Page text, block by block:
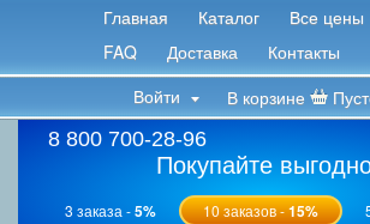
Главная Каталог
Все цены
FAQ
Доставка
Контакты
В корзине
Войти
Покупайте
3 заказа -5% 10 заказов -15%
8 800 700-28-96